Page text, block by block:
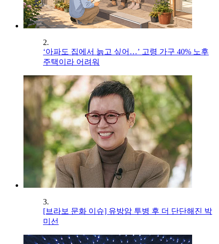
2.
‘아파도 집에서 늙고 싶어…’ 고령 가구 40% 노후
주택이라 어려워
3.
[브라보 문화 이슈] 유방암 투병 후 더 단단해진 박
미선